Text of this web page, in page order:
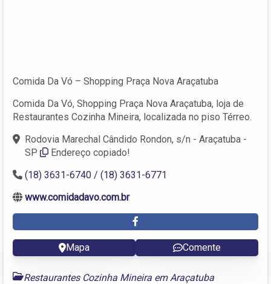
Comida Da Vó – Shopping Praça Nova Araçatuba
Comida Da Vó, Shopping Praça Nova Araçatuba, loja de
Restaurantes Cozinha Mineira, localizada no piso Térreo.
Rodovia Marechal Cândido Rondon, s/n - Araçatuba -
SP
Endereço copiado!
(18) 3631-6740 / (18) 3631-6771
www.comidadavo.com.br
Mapa Comente
Restaurantes Cozinha Mineira em Araçatuba